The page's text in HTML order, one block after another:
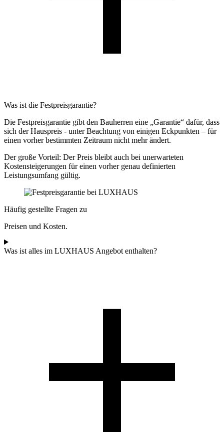
Was ist die Festpreisgarantie?
Die Festpreisgarantie gibt den Bauherren eine „Garantie“ dafür, dass
sich der Hauspreis - unter Beachtung von einigen Eckpunkten – für
einen vorher bestimmten Zeitraum nicht mehr ändert.
Der große Vorteil: Der Preis bleibt auch bei unerwarteten
Kostensteigerungen für einen vorher genau definierten
Leistungsumfang gültig.
Häufig gestellte Fragen zu
Preisen und Kosten.
Was ist alles im LUXHAUS Angebot enthalten?